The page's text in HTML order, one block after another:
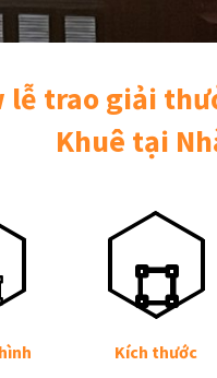
lễ trao giải
Khuê tại
Kích thước